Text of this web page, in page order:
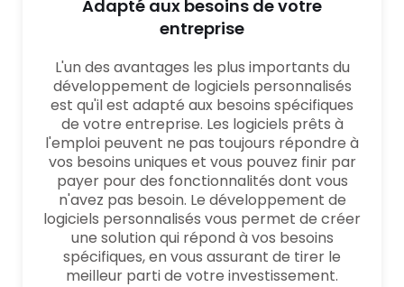
Adapté aux besoins de votre
entreprise
L'un des avantages les plus importants du
développement de logiciels personnalisés
est qu'il est adapté aux besoins spécifiques
de votre entreprise. Les logiciels prêts à
l'emploi peuvent ne pas toujours répondre à
vos besoins uniques et vous pouvez finir par
payer pour des fonctionnalités dont vous
n'avez pas besoin. Le développement de
logiciels personnalisés vous permet de créer
une solution qui répond à vos besoins
spécifiques, en vous assurant de tirer le
meilleur parti de votre investissement.